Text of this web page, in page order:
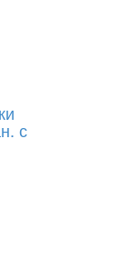
с